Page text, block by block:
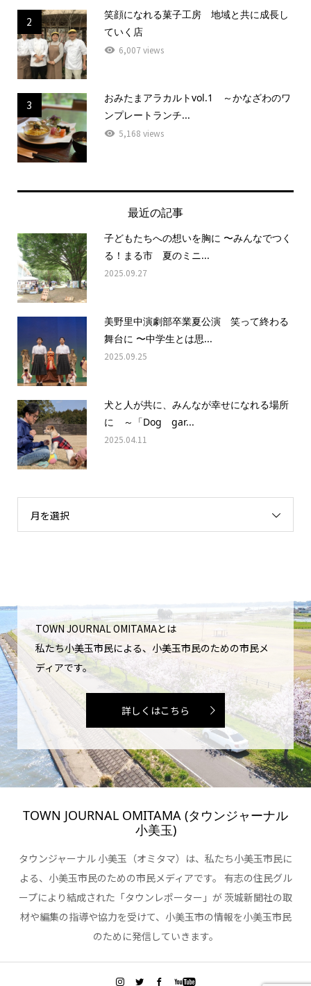
2
笑顔になれる菓子工房 地域と共に成長し
ていく店
6,007 views
3
おみたまアラカルトvol.1 ～かなざわのワ
ンプレートランチ...
5,168 views
最近の記事
子どもたちへの想いを胸に 〜みんなでつく
る！まる市 夏のミニ...
2025.09.27
美野里中演劇部卒業夏公演 笑って終わる
舞台に 〜中学生とは思...
2025.09.25
犬と人が共に、みんなが幸せになれる場所
に ～「Dog gar...
2025.04.11
月を選択
TOWN JOURNAL OMITAMAとは
私たち小美玉市民による、小美玉市民のための市民メ
ディアです。
詳しくはこちら
TOWN JOURNAL OMITAMA (タウンジャーナル
小美玉)
タウンジャーナル 小美玉（オミタマ）は、私たち小美玉市民に
よる、小美玉市民のための市民メディアです。 有志の住民グル
ープにより結成された「タウンレポーター」が 茨城新聞社の取
材や編集の指導や協力を受けて、小美玉市の情報を小美玉市民
のために発信していきます。